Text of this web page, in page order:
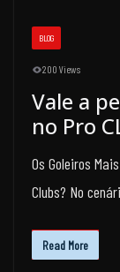
BLOG
200 Views
Vale a
no Pro
Os Goleiros
Clubs? No
Read More